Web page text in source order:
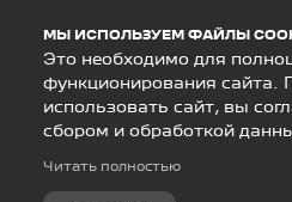
МЫ ИСПОЛЬЗУЕМ ФАЙЛЫ
Это необходимо для
функционирования сайта.
использовать сайт, вы
сбором и обработкой
Читать полностью